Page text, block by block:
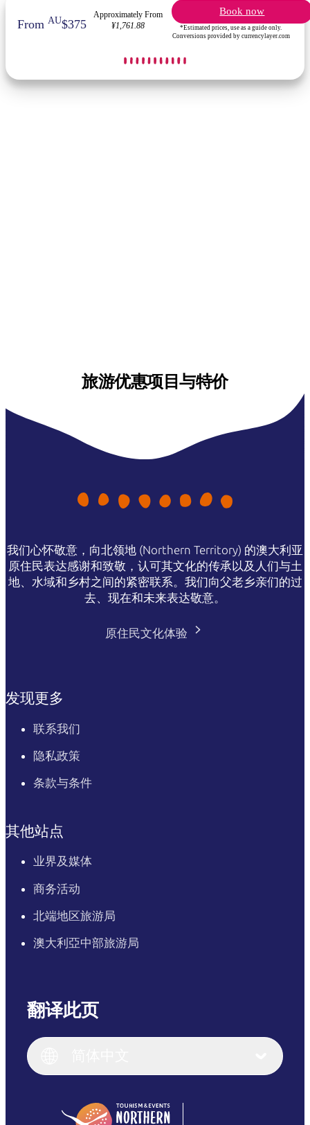
FromAU$375
Approximately From
¥1,761.88
Book now
*Estimated prices, use as a guide only.
Conversions provided by currencylayer.com
旅游优惠项目与特价
我们心怀敬意，向北领地 (Northern Territory) 的澳大利亚
原住民表达感谢和致敬，认可其文化的传承以及人们与土
地、水域和乡村之间的紧密联系。我们向父老乡亲们的过
去、现在和未来表达敬意。
原住民文化体验
发现更多
联系我们
隐私政策
条款与条件
其他站点
业界及媒体
商务活动
北端地区旅游局
澳大利亞中部旅游局
翻译此页
English (US)
English
(Singapore)